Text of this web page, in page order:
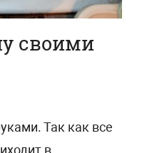
своими
Так как все
в